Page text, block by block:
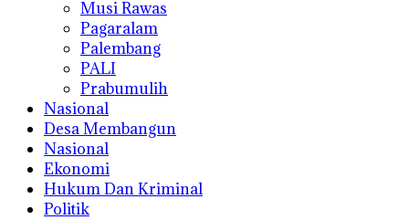
Musi Rawas
Pagaralam
Palembang
PALI
Prabumulih
Nasional
Desa Membangun
Nasional
Ekonomi
Hukum Dan Kriminal
Politik